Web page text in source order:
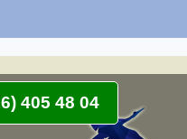
405 48 04